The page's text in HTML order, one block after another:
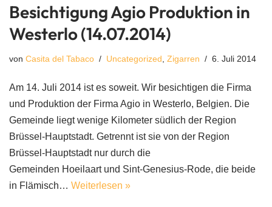
Besichtigung Agio Produktion in
Westerlo (14.07.2014)
von Casita del Tabaco Uncategorized Zigarren 6. Juli 2014
Am 14. Juli 2014 ist es soweit. Wir besichtigen die Firma
und Produktion der Firma Agio in Westerlo, Belgien. Die
Gemeinde liegt wenige Kilometer südlich der Region
Brüssel-Hauptstadt. Getrennt ist sie von der Region
Brüssel-Hauptstadt nur durch die
Gemeinden Hoeilaart und Sint-Genesius-Rode, die beide
in Flämisch… Weiterlesen »